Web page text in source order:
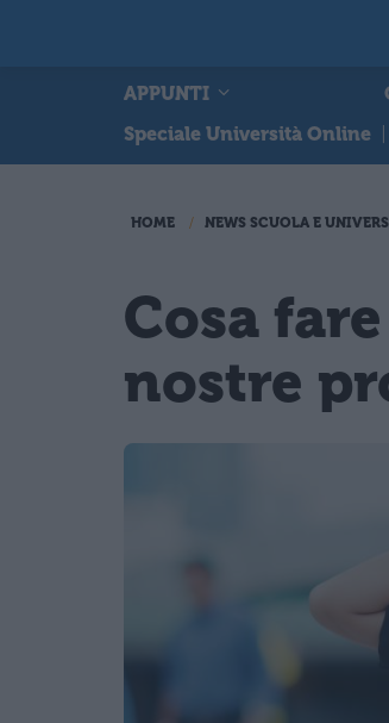
APPUNTI
Speciale Università Online
HOME NEWS SCUOLA E
Cosa
nostre